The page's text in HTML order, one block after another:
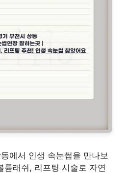
에서 인생 속눈썹을 만나보
륨래쉬, 리프팅 시술로 자연